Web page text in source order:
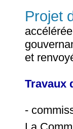
Projet
et
Travaux
-